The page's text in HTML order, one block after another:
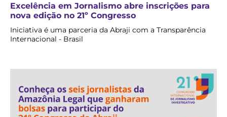
Excelência em Jornalismo abre inscrições para
nova edição no 21º Congresso
Iniciativa é uma parceria da Abraji com a Transparência
Internacional - Brasil